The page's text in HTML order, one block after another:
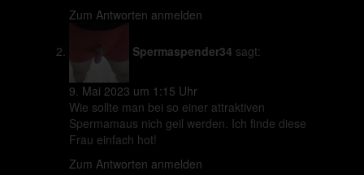
Zum Antworten anmelden
Spermaspender34 sagt:
9. Mai 2023 um 1:15 Uhr
Wie sollte man bei so einer attraktiven
Spermamaus nich geil werden. Ich finde diese
Frau einfach hot!
Zum Antworten anmelden